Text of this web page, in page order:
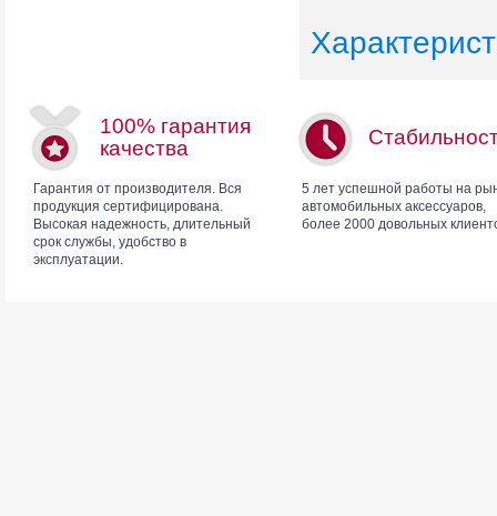
100% гарантия
качества
Гарантия от производителя. Вся
продукция сертифицирована.
Высокая надежность, длительный
срок службы, удобство в
эксплуатации.
5 лет успешной работы на
автомобильных аксессуаров,
более 2000 довольных